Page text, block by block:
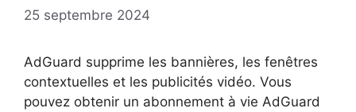
25 septembre 2024
AdGuard supprime les bannières, les fenêtres
contextuelles et les publicités vidéo. Vous
pouvez obtenir un abonnement à vie AdGuard